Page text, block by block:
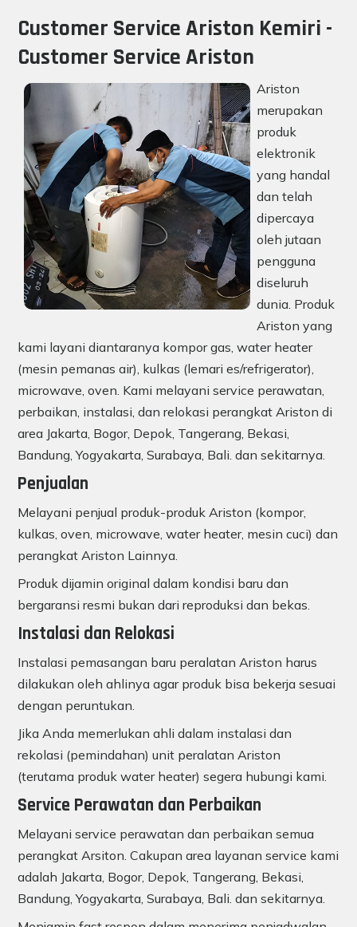
Customer Service Ariston Kemiri -
Customer Service Ariston
Ariston
merupakan
produk
elektronik
yang handal
dan telah
dipercaya
oleh jutaan
pengguna
diseluruh
dunia. Produk
Ariston yang
kami layani diantaranya kompor gas, water heater
(mesin pemanas air), kulkas (lemari es/refrigerator),
microwave, oven. Kami melayani service perawatan,
perbaikan, instalasi, dan relokasi perangkat Ariston di
area Jakarta, Bogor, Depok, Tangerang, Bekasi,
Bandung, Yogyakarta, Surabaya, Bali. dan sekitarnya.
Penjualan
Melayani penjual produk-produk Ariston (kompor,
kulkas, oven, microwave, water heater, mesin cuci) dan
perangkat Ariston Lainnya.
Produk dijamin original dalam kondisi baru dan
bergaransi resmi bukan dari reproduksi dan bekas.
Instalasi dan Relokasi
Instalasi pemasangan baru peralatan Ariston harus
dilakukan oleh ahlinya agar produk bisa bekerja sesuai
dengan peruntukan.
Jika Anda memerlukan ahli dalam instalasi dan
rekolasi (pemindahan) unit peralatan Ariston
(terutama produk water heater) segera hubungi kami.
Service Perawatan dan Perbaikan
Melayani service perawatan dan perbaikan semua
perangkat Arsiton. Cakupan area layanan service kami
adalah Jakarta, Bogor, Depok, Tangerang, Bekasi,
Bandung, Yogyakarta, Surabaya, Bali. dan sekitarnya.